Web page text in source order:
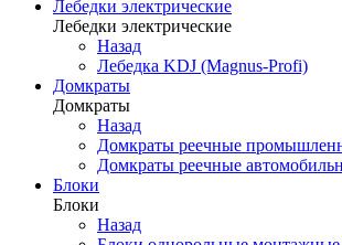
Лебедки электрические
Лебедки электрические
Назад
Лебедка KDJ (Magnus-Profi)
Домкраты
Домкраты
Назад
Домкраты реечные
Домкраты реечные
Блоки
Блоки
Назад